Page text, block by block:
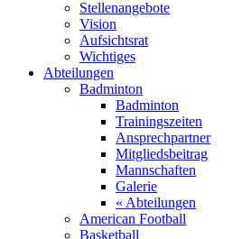
Stellenangebote
Vision
Aufsichtsrat
Wichtiges
Abteilungen
Badminton
Badminton
Trainingszeiten
Ansprechpartner
Mitgliedsbeitrag
Mannschaften
Galerie
« Abteilungen
American Football
Basketball